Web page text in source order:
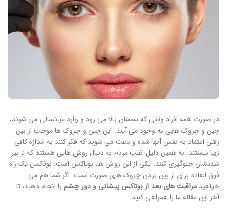
در صورت همه افراد وقتی که سنشان بالا می رود و وارد میانسالی می شوند،
چین و چروک هایی به وجود می آیند. این چین و چروک ها موجب از بین
رفتن اعتماد به نفس آنها شده و باعث می شوند که فکر کنند به اندازه کافی
زیبا نیستند. به همین دلیل اغلب مردم به دنبال روش هایی هستند که از پیر
شدنشان جلوگیری کنند. یکی از این روش ها، بوتاکس است. بوتاکس یک راه
فوق العاده برای از بین بردن چروک های صورت است. اگر شما هم می
خواهید مراقبت های بعد از بوتاکس پیشانی و دور چشم را انجام دهید، تا
آخر این مقاله ما را همراهی کنید.